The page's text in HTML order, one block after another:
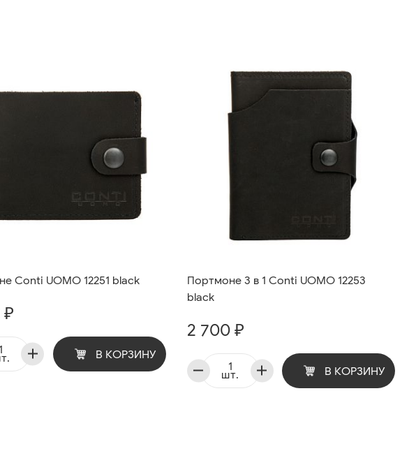
Conti UOMO 12251 black
₽
В КОРЗИНУ
Портмоне 3 в 1 Conti UOMO 12253
black
2 700 ₽
шт. В КОРЗИНУ